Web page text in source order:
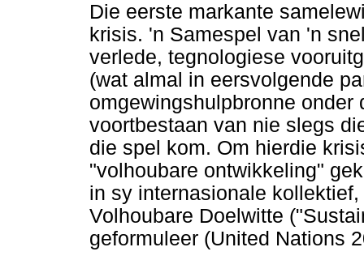
Die eerste markante
krisis. 'n Samespel van 'n
verlede, tegnologiese
(wat almal in eersvolgende
omgewingshulpbronne onder
voortbestaan van nie slegs
die spel kom. Om hierdie
"volhoubare ontwikkeling"
in sy internasionale
Volhoubare Doelwitte
geformuleer (United Nations